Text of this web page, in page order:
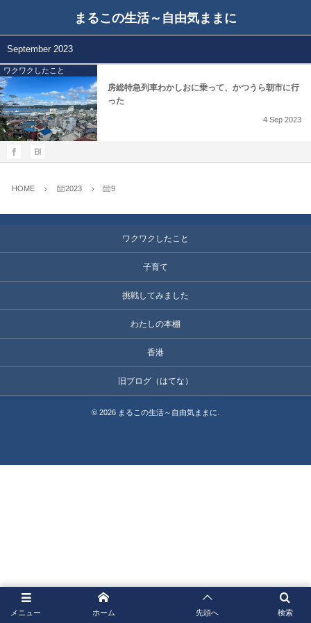
まるこの生活～自由気ままに
September 2023
ワクワクしたこと
房総特急列車わかしおに乗って、かつうら朝市に行
った
4 Sep 2023
HOME 2023 9
ワクワクしたこと
子育て
挑戦してみました
わたしの本棚
香港
旧ブログ（はてな）
© 2026 まるこの生活～自由気ままに
メニュー 検索
ホーム 先頭へ